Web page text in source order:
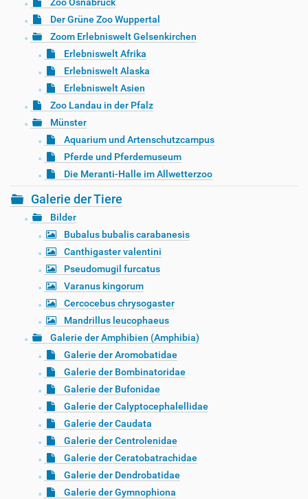
Zoo Osnabrück
Der Grüne Zoo Wuppertal
Zoom Erlebniswelt Gelsenkirchen
Erlebniswelt Afrika
Erlebniswelt Alaska
Erlebniswelt Asien
Zoo Landau in der Pfalz
Münster
Aquarium und Artenschutzcampus
Pferde und Pferdemuseum
Die Meranti-Halle im Allwetterzoo
Galerie der Tiere
Bilder
Bubalus bubalis carabanesis
Canthigaster valentini
Pseudomugil furcatus
Varanus kingorum
Cercocebus chrysogaster
Mandrillus leucophaeus
Galerie der Amphibien (Amphibia)
Galerie der Aromobatidae
Galerie der Bombinatoridae
Galerie der Bufonidae
Galerie der Calyptocephalellidae
Galerie der Caudata
Galerie der Centrolenidae
Galerie der Ceratobatrachidae
Galerie der Dendrobatidae
Galerie der Gymnophiona